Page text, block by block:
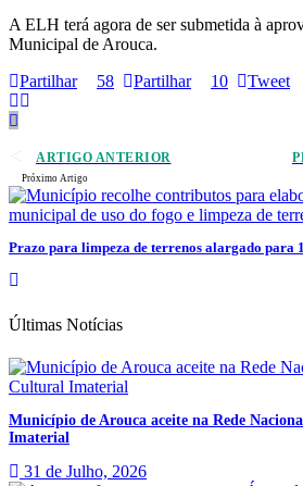
A ELH terá agora de ser submetida à
Municipal de Arouca.
Partilhar
58 Partilhar 10 Tweet
ARTIGO ANTERIOR
Próximo Artigo
Prazo para limpeza de terrenos alargado para
Últimas Notícias
Município de Arouca aceite na Rede
Imaterial
31 de Julho, 2026